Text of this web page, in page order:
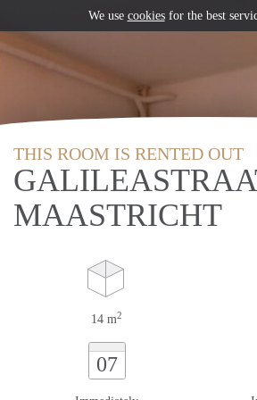
THIS ROOM IS RENTED OUT
MAASTRICHT
14 m2
07
We use cookiesfor the best